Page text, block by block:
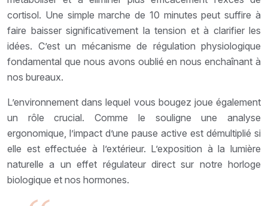
cortisol. Une simple marche de 10 minutes peut suffire à
faire baisser significativement la tension et à clarifier les
idées. C’est un mécanisme de régulation physiologique
fondamental que nous avons oublié en nous enchaînant à
nos bureaux.
L’environnement dans lequel vous bougez joue également
un rôle crucial. Comme le souligne une analyse
ergonomique, l’impact d’une pause active est démultiplié si
elle est effectuée à l’extérieur. L’exposition à la lumière
naturelle a un effet régulateur direct sur notre horloge
biologique et nos hormones.